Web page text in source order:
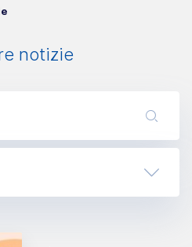
notizie